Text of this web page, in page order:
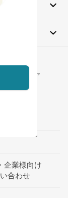
準備メディア
企業様向け
合わせ